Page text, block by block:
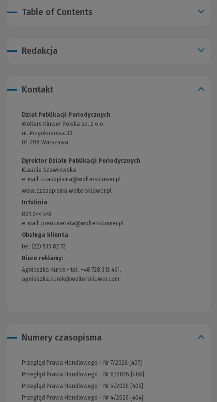
Table of Contents
Redakcja
Kontakt
Dział Publikacji Periodycznych
Wolters Kluwer Polska sp. z o.o.
ul. Przyokopowa 33
01-208 Warszawa
Dyrektor Działu Publikacji Periodycznych
Klaudia Szawłowska
e-mail: czasopisma@wolterskluwer.pl
www.czasopisma.wolterskluwer.pl
Infolinia
801 044 545
e-mail: prenumerata@wolterskluwer.pl
Obsługa klienta
tel: (22) 535 82 72
Biuro reklamy:
Agnieszka Kurek - tel. +48 728 313 461,
agnieszka.kurek@wolterskluwer.com
Numery czasopisma
Przegląd Prawa Handlowego - Nr 7/2026 [407]
Przegląd Prawa Handlowego - Nr 6/2026 [406]
Przegląd Prawa Handlowego - Nr 5/2026 [405]
Przegląd Prawa Handlowego - Nr 4/2026 [404]